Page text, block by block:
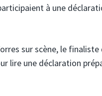
à une
sur scène, le
lire une déclaration